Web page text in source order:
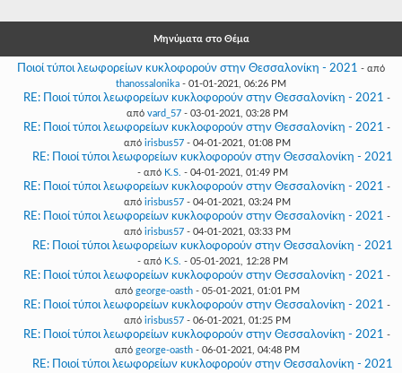
σου,
Σύνδεση
Μηνύματα στο Θέμα
Ποιοί τύποι λεωφορείων κυκλοφορούν στην Θεσσαλονίκη - 2021 - από
thanossalonika - 01-01-2021, 06:26 PM
RE: Ποιοί τύποι λεωφορείων κυκλοφορούν στην Θεσσαλονίκη - 2021 -
από vard_57- 03-01-2021, 03:28 PM
RE: Ποιοί τύποι λεωφορείων κυκλοφορούν στην Θεσσαλονίκη - 2021 -
από irisbus57- 04-01-2021, 01:08 PM
RE: Ποιοί τύποι λεωφορείων κυκλοφορούν στην Θεσσαλονίκη - 2021
- από K.S. - 04-01-2021, 01:49 PM
RE: Ποιοί τύποι λεωφορείων κυκλοφορούν στην Θεσσαλονίκη - 2021 -
από irisbus57- 04-01-2021, 03:24 PM
RE: Ποιοί τύποι λεωφορείων κυκλοφορούν στην Θεσσαλονίκη - 2021 -
από irisbus57- 04-01-2021, 03:33 PM
RE: Ποιοί τύποι λεωφορείων κυκλοφορούν στην Θεσσαλονίκη - 2021
- από K.S. - 05-01-2021, 12:28 PM
RE: Ποιοί τύποι λεωφορείων κυκλοφορούν στην Θεσσαλονίκη - 2021 -
από george-oasth- 05-01-2021, 01:01 PM
RE: Ποιοί τύποι λεωφορείων κυκλοφορούν στην Θεσσαλονίκη - 2021 -
από irisbus57- 06-01-2021, 01:25 PM
RE: Ποιοί τύποι λεωφορείων κυκλοφορούν στην Θεσσαλονίκη - 2021 -
από george-oasth- 06-01-2021, 04:48 PM
RE: Ποιοί τύποι λεωφορείων κυκλοφορούν στην Θεσσαλονίκη - 2021